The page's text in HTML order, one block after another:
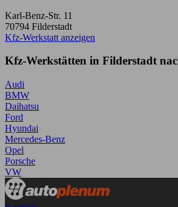
Karl-Benz-Str. 11
70794 Filderstadt
Kfz-Werkstatt anzeigen
Kfz-Werkstätten in Filderstadt
Audi
BMW
Daihatsu
Ford
Hyundai
Mercedes-Benz
Opel
Porsche
VW